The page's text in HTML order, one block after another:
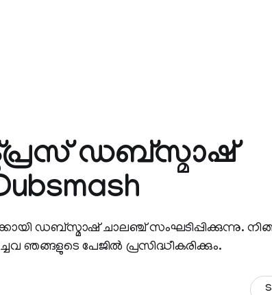
ഡബ്സ്മാഷ്‌
ഡബ്സ്മാഷ്‌ ചാലഞ്ച് സംഘടിപ്പിക്കുന്നു.
ഞങ്ങളുടെ പേജില്‍ പ്രസിദ്ധീകരിക്കും.